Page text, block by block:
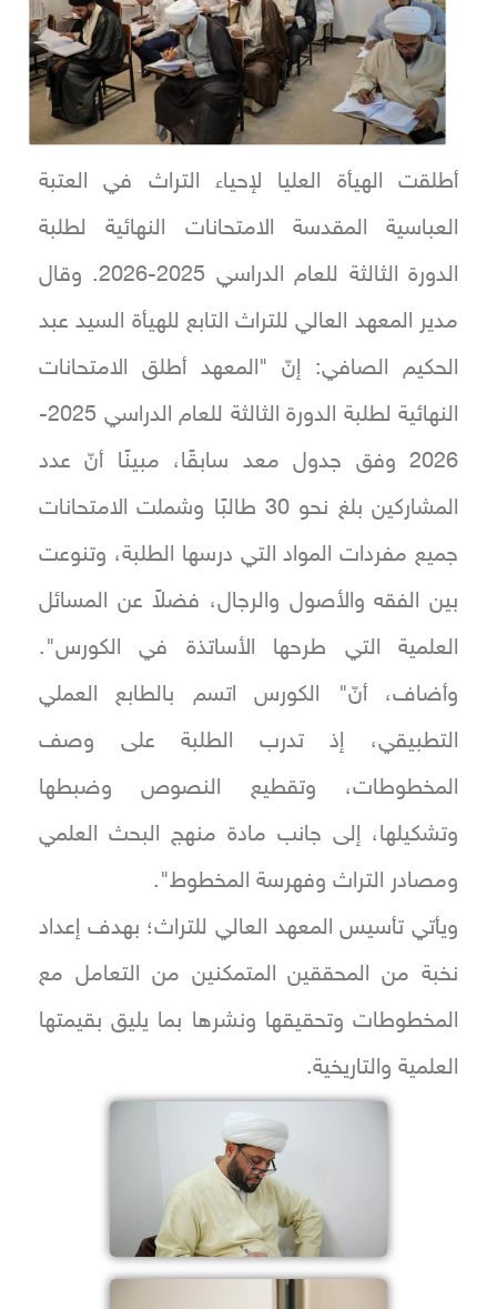
أطلقت الهيأة العليا لإحياء التراث في العتبة
العباسية المقدسة الامتحانات النهائية لطلبة
الدورة الثالثة للعام الدراسي 2025-2026. وقال
مدير المعهد العالي للتراث التابع للهيأة السيد عبد
الحكيم الصافي: إنّ "المعهد أطلق الامتحانات
النهائية لطلبة الدورة الثالثة للعام الدراسي 2025-
2026 وفق جدول معد سابقًا، مبينًا أنّ عدد
المشاركين بلغ نحو 30 طالبًا وشملت الامتحانات
جميع مفردات المواد التي درسها الطلبة، وتنوعت
بين الفقه والأصول والرجال، فضلاً عن المسائل
العلمية التي طرحها الأساتذة في الكورس".
وأضاف، أنّ" الكورس اتسم بالطابع العملي
التطبيقي، إذ تدرب الطلبة على وصف
المخطوطات، وتقطيع النصوص وضبطها
وتشكيلها، إلى جانب مادة منهج البحث العلمي
ومصادر التراث وفهرسة المخطوط".
ويأتي تأسيس المعهد العالي للتراث؛ بهدف إعداد
نخبة من المحققين المتمكنين من التعامل مع
المخطوطات وتحقيقها ونشرها بما يليق بقيمتها
العلمية والتاريخية.